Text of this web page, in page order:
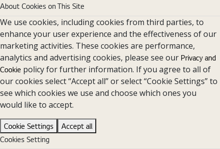
About Cookies on This Site
We use cookies, including cookies from third parties, to
enhance your user experience and the effectiveness of our
marketing activities. These cookies are performance,
analytics and advertising cookies, please see our Privacy and
Cookie policy for further information. If you agree to all of
our cookies select “Accept all” or select “Cookie Settings” to
see which cookies we use and choose which ones you
would like to accept.
Cookie Settings
Accept all
Cookies Setting